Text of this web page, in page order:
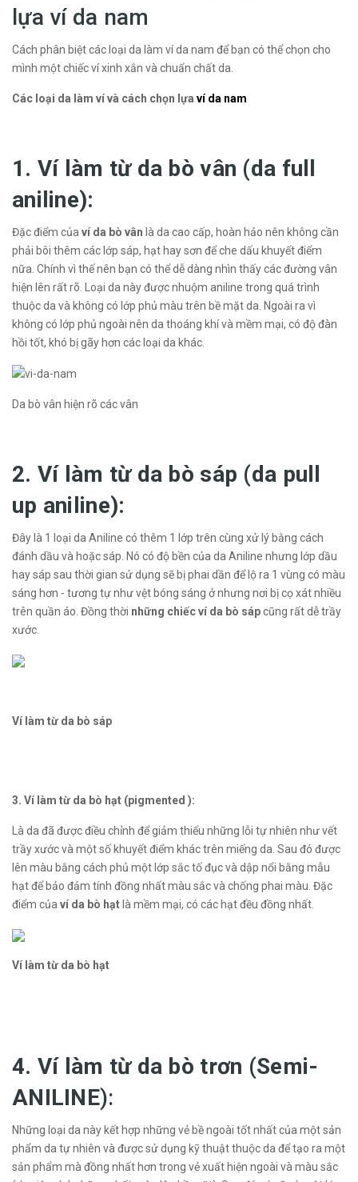
lựa ví da nam
Cách phân biệt các loại da làm ví da nam để bạn có thể chọn cho
mình một chiếc ví xinh xắn và chuẩn chất da.
Các loại da làm ví và cách chọn lựa ví da nam
1. Ví làm từ da bò vân (da full
aniline):
Đặc điểm của ví da bò vân là da cao cấp, hoàn hảo nên không cần
phải bôi thêm các lớp sáp, hạt hay sơn để che dấu khuyết điểm
nữa. Chính vì thế nên bạn có thể dễ dàng nhìn thấy các đường vân
hiện lên rất rõ. Loại da này được nhuộm aniline trong quá trình
thuộc da và không có lớp phủ màu trên bề mặt da. Ngoài ra vì
không có lớp phủ ngoài nên da thoáng khí và mềm mại, có độ đàn
hồi tốt, khó bị gãy hơn các loại da khác.
Da bò vân hiện rõ các vân
2. Ví làm từ da bò sáp (da pull
up aniline):
Đây là 1 loại da Aniline có thêm 1 lớp trên cùng xử lý bằng cách
đánh dầu và hoặc sáp. Nó có độ bền của da Aniline nhưng lớp dầu
hay sáp sau thời gian sử dụng sẽ bị phai dần để lộ ra 1 vùng có màu
sáng hơn - tương tự như vệt bóng sáng ở nhưng nơi bị cọ xát nhiều
trên quần áo. Đồng thời những chiếc ví da bò sápcũng rất dễ trầy
xước.
Ví làm từ da bò sáp
3. Ví làm từ da bò hạt (pigmented ):
Là da đã được điều chỉnh để giảm thiểu những lỗi tự nhiên như vết
trầy xước và một số khuyết điểm khác trên miếng da. Sau đó được
lên màu bằng cách phủ một lớp sắc tố đục và dập nổi bằng mẫu
hạt để bảo đảm tính đồng nhất màu sắc và chống phai màu. Đặc
điểm của ví da bò hạtlà mềm mại, có các hạt đều đồng nhất.
Ví làm từ da bò hạt
4. Ví làm từ da bò trơn (Semi-
ANILINE):
Những loại da này kết hợp những vẻ bề ngoài tốt nhất của một sản
phẩm da tự nhiên và được sử dụng kỹ thuật thuộc da để tạo ra một
sản phẩm mà đồng nhất hơn trong vẻ xuất hiện ngoài và màu sắc